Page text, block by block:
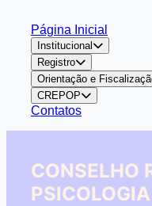
Página Inicial
Institucional
Registro
Orientação e
CREPOP
Contatos
CONSELHO